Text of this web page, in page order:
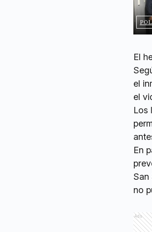
El
el
el
Los
En
San
no
Ads